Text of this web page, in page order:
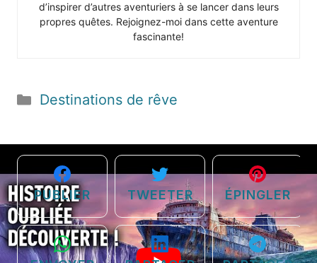
d’inspirer d’autres aventuriers à se lancer dans leurs
propres quêtes. Rejoignez-moi dans cette aventure
fascinante!
Catégories
Destinations de rêve
PUBLIER TWEETER ÉPINGLER